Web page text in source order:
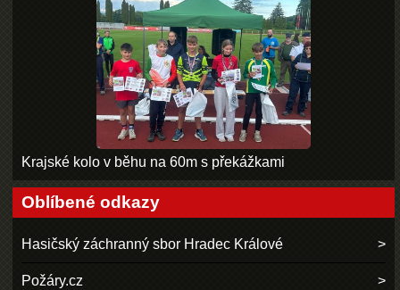
Krajské kolo v běhu na 60m s překážkami
Oblíbené odkazy
Hasičský záchranný sbor Hradec Králové
Požáry.cz